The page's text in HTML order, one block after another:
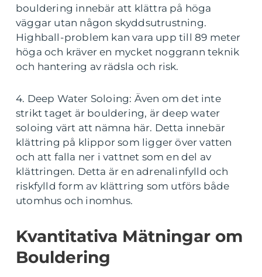
bouldering innebär att klättra på höga
väggar utan någon skyddsutrustning.
Highball-problem kan vara upp till 89 meter
höga och kräver en mycket noggrann teknik
och hantering av rädsla och risk.
4. Deep Water Soloing: Även om det inte
strikt taget är bouldering, är deep water
soloing värt att nämna här. Detta innebär
klättring på klippor som ligger över vatten
och att falla ner i vattnet som en del av
klättringen. Detta är en adrenalinfylld och
riskfylld form av klättring som utförs både
utomhus och inomhus.
Kvantitativa Mätningar om
Bouldering